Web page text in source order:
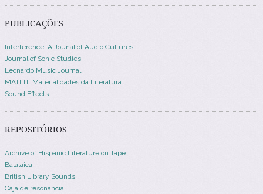
PUBLICAÇÕES
Interference: A Jounal of Audio Cultures
Journal of Sonic Studies
Leonardo Music Journal
MATLIT: Materialidades da Literatura
Sound Effects
REPOSITÓRIOS
Archive of Hispanic Literature on Tape
Balalaica
British Library Sounds
Caja de resonancia